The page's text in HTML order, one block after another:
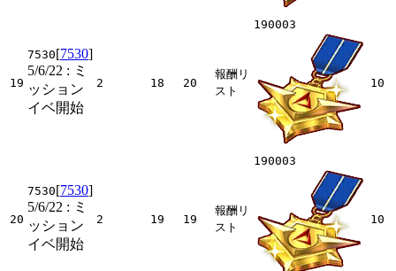
19
7530[7530]
5/6/22 : ミ
ッション
イベ開始
2 18 20
報酬リ
スト
190003
10
20
7530[7530]
5/6/22 : ミ
ッション
イベ開始
2 19 19
報酬リ
スト
190003
10